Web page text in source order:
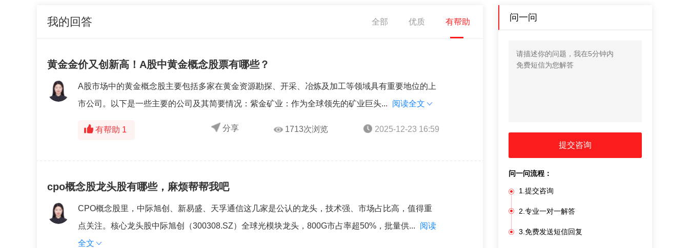
我的回答 有帮助
优质
全部
黄金金价又创新高！A股中黄金概念股票有哪些？
A股市场中的黄金概念股主要包括多家在黄金资源勘探、开采、冶炼及加工等领域具有重要地位的上
市公司。以下是一些主要的公司及其简要情况：紫金矿业‌：作为全球领先的矿业巨头...
阅读全文
有帮助 1 分享 1713次浏览 2025-12-23 16:59
cpo概念股龙头股有哪些，麻烦帮帮我吧
CPO概念股里，中际旭创、新易盛、天孚通信这几家是公认的龙头，技术强、市场占比高，值得重
点关注。核心龙头股中际旭创（300308.SZ）‌全球光模块龙头，800G市占率超50%，批量供...
阅读
全文
问一问
提交咨询
问一问流程：
1.提交咨询
2.专业一对一解答
3.免费发送短信回复